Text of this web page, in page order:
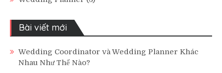
Bài viết mới
Wedding Coordinator và Wedding Planner Khác
Nhau Như Thế Nào?